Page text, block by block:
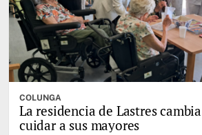
COLUNGA
La residencia de Lastres
cuidar a sus mayores